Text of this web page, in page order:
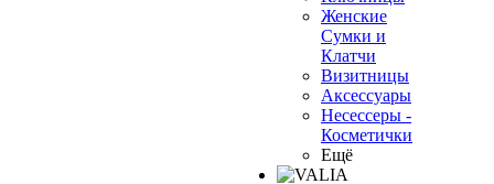
Женские
Сумки и
Клатчи
Визитницы
Аксессуары
Несессеры -
Косметички
Ещё